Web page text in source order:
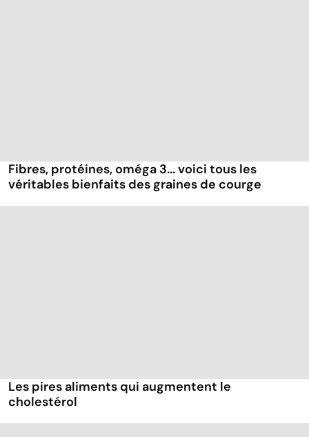
Fibres, protéines, oméga 3... voici tous les
véritables bienfaits des graines de courge
Les pires aliments qui augmentent le
cholestérol